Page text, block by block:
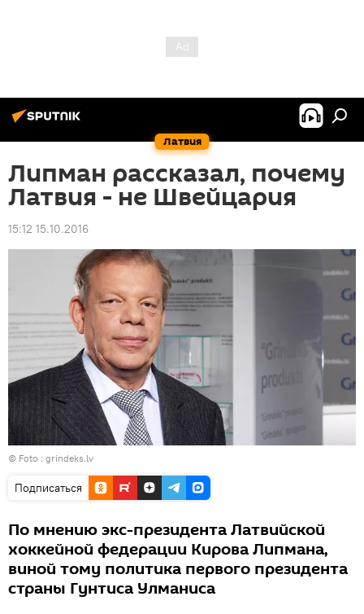
Латвия
Липман рассказал, почему
Латвия - не Швейцария
15:12 15.10.2016
© Foto : grindeks.lv
Подписаться
По мнению экс-президента Латвийской
хоккейной федерации Кирова Липмана,
виной тому политика первого президента
страны Гунтиса Улманиса